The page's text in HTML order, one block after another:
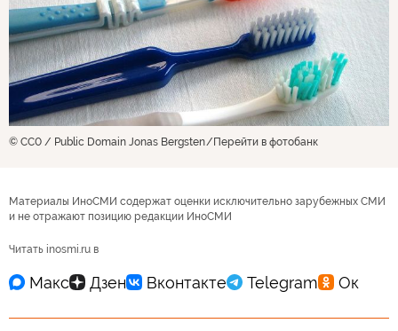
© CC0 / Public Domain Jonas Bergsten Перейти в фотобанк
Материалы ИноСМИ содержат оценки исключительно зарубежных СМИ
и не отражают позицию редакции ИноСМИ
Читать inosmi.ru в